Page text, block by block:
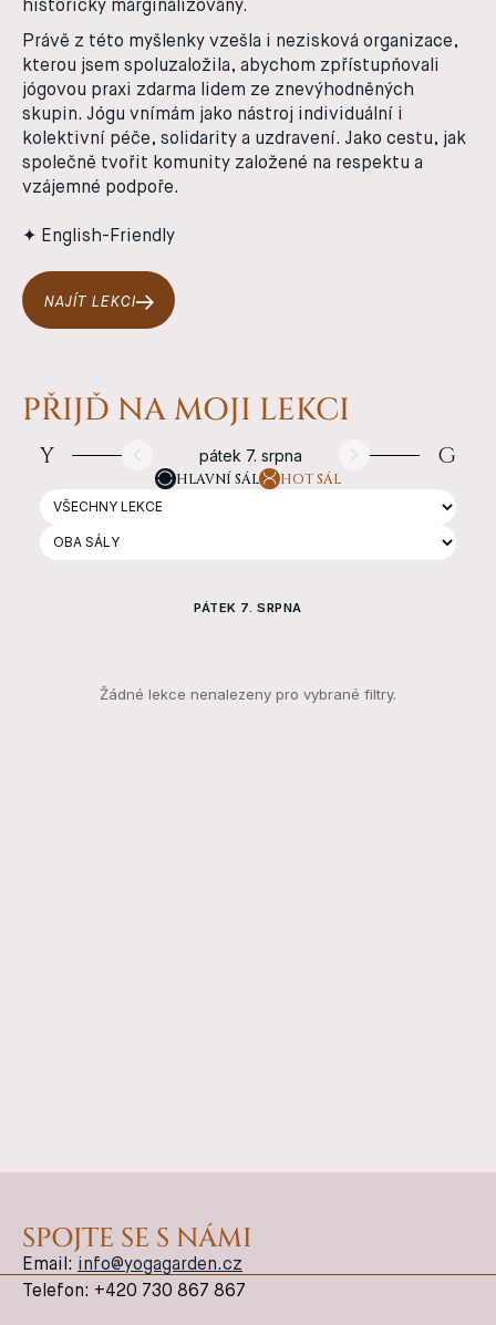
historicky marginalizovány.
Právě z této myšlenky vzešla i nezisková organizace,
kterou jsem spoluzaložila, abychom zpřístupňovali
jógovou praxi zdarma lidem ze znevýhodněných
skupin. Jógu vnímám jako nástroj individuální i
kolektivní péče, solidarity a uzdravení. Jako cestu, jak
společně tvořit komunity založené na respektu a
vzájemné podpoře.
✦ English-Friendly
NAJÍT LEKCI
PŘIJĎ NA MOJI LEKCI
SPOJTE SE S NÁMI
Email: info@yogagarden.cz
Telefon: +420 730 867 867